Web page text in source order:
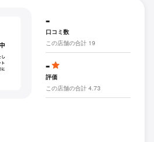
-
口コミ数
この店舗の合計 19
-
評価
この店舗の合計 4.73